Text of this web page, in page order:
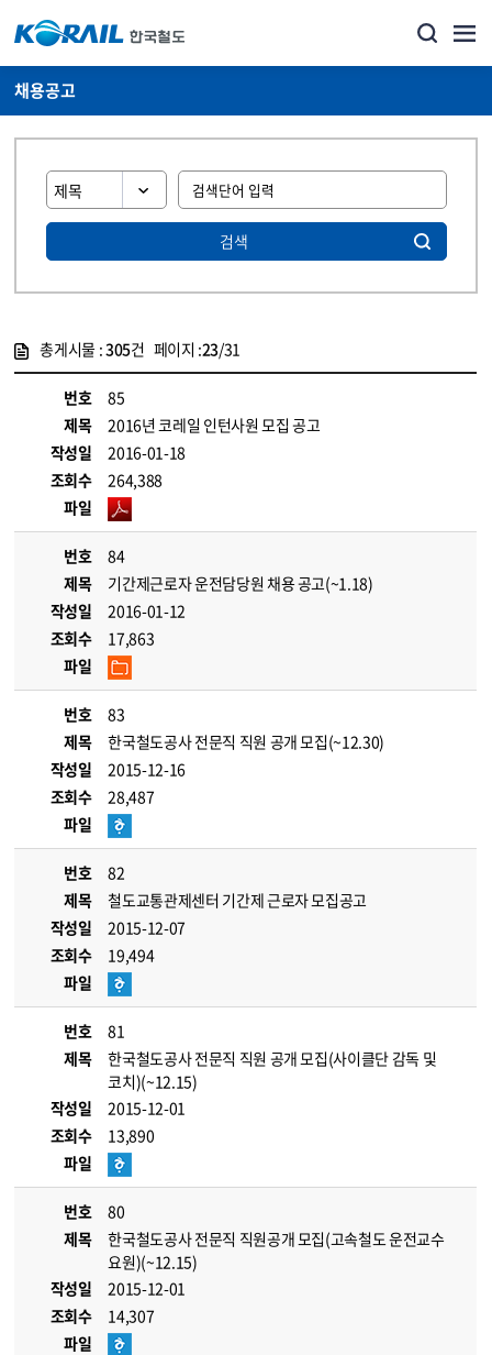
채용공고
검색
총게시물 :305건 페이지 :23/31
번호
85
제목
2016년 코레일 인턴사원 모집 공고
작성일
2016-01-18
조회수
264,388
파일
번호
84
제목
기간제근로자 운전담당원 채용 공고(~1.18)
작성일
2016-01-12
조회수
17,863
파일
번호
83
제목
한국철도공사 전문직 직원 공개 모집(~12.30)
작성일
2015-12-16
조회수
28,487
파일
번호
82
제목
철도교통관제센터 기간제 근로자 모집공고
작성일
2015-12-07
조회수
19,494
파일
번호
81
제목
한국철도공사 전문직 직원 공개 모집(사이클단 감독 및
코치)(~12.15)
작성일
2015-12-01
조회수
13,890
파일
번호
80
제목
한국철도공사 전문직 직원공개 모집(고속철도 운전교수
요원)(~12.15)
작성일
2015-12-01
조회수
14,307
파일